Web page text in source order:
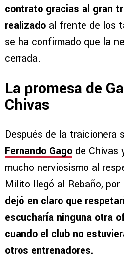
contrato gracias al gran
realizado al frente de los
se ha confirmado que la
cerrada.
La promesa de
Chivas
Después de la traicionera
Fernando Gago de Chivas
mucho nerviosismo al
Milito llegó al Rebaño,
dejó en claro que
escucharía ninguna otra
cuando el club no
otros entrenadores.